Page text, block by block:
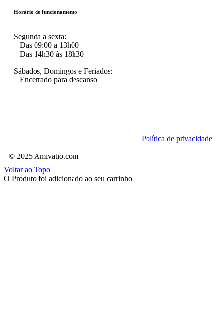
Horário de funcionamento
Segunda a sexta:
Das 09:00 a 13h00
Das 14h30 às 18h30
Sábados, Domingos e Feriados:
Encerrado para descanso
Política de privacidade
© 2025 Amivatio.com
Voltar ao Topo
O Produto foi adicionado ao seu carrinho